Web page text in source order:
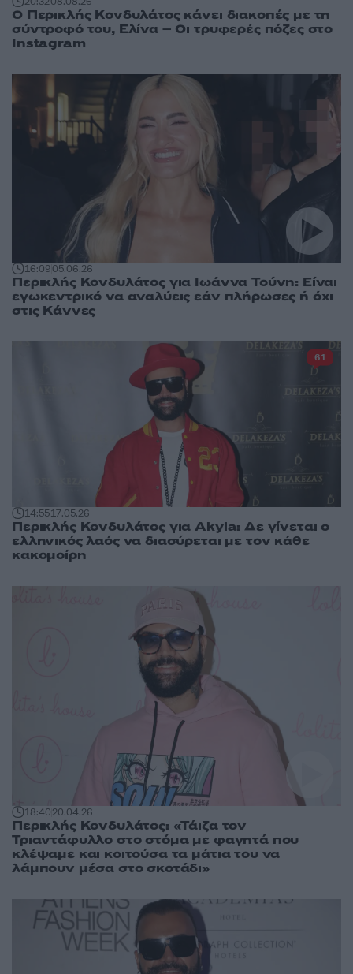
Ο Περικλής Κονδυλάτος κάνει διακοπές με τη
σύντροφό του, Ελίνα – Οι τρυφερές πόζες στο
Instagram
16:0905.06.26
Περικλής Κονδυλάτος για Ιωάννα Τούνη: Είναι
εγωκεντρικό να αναλύεις εάν πλήρωσες ή όχι
στις Κάννες
14:5517.05.26
Περικλής Κονδυλάτος για Akyla: Δε γίνεται ο
ελληνικός λαός να διασύρεται με τον κάθε
κακομοίρη
61
18:4020.04.26
Περικλής Κονδυλάτος: «Τάιζα τον
Τριαντάφυλλο στο στόμα με φαγητά που
κλέψαμε και κοιτούσα τα μάτια του να
λάμπουν μέσα στο σκοτάδι»